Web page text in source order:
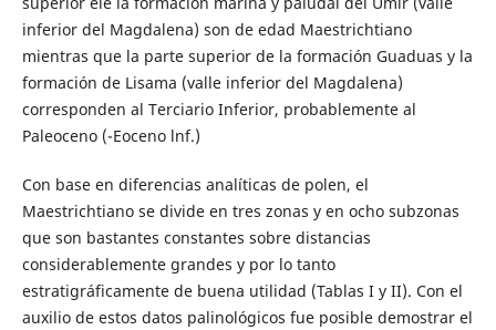
inferior del Magdalena) son de edad Maestrichtiano
mientras que la parte superior de la formación Guaduas y la
formación de Lisama (valle inferior del Magdalena)
corresponden al Terciario Inferior, probablemente al
Paleoceno (-Eoceno lnf.)
Con base en diferencias analíticas de polen, el
Maestrichtiano se divide en tres zonas y en ocho subzonas
que son bastantes constantes sobre distancias
considerablemente grandes y por lo tanto
estratigráficamente de buena utilidad (Tablas I y II). Con el
auxilio de estos datos palinológicos fue posible demostrar el